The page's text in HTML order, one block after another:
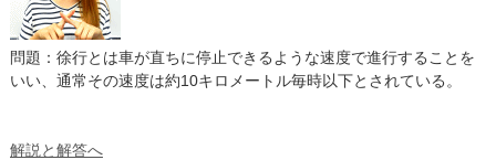
問題：徐行とは車が直ちに停止できるような速度で進行することを
いい、通常その速度は約10キロメートル毎時以下とされている。
解説と解答へ